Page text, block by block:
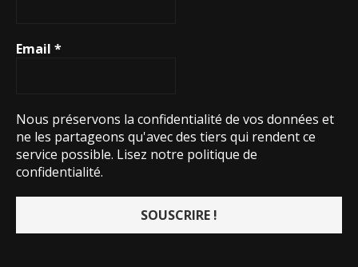
Email *
Nous préservons la confidentialité de vos données et
ne les partageons qu'avec des tiers qui rendent ce
service possible. Lisez notre politique de
confidentialité.